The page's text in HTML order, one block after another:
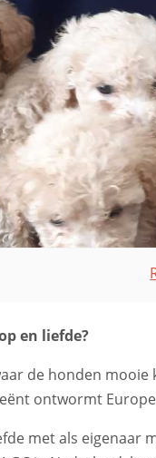
en liefde?
de honden mooie
ontwormt
met als eigenaar